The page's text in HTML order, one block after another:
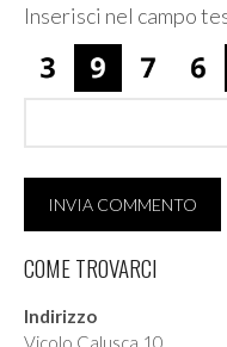
Inserisci nel campo
COME TROVARCI
Indirizzo
Vicolo Calusca 10